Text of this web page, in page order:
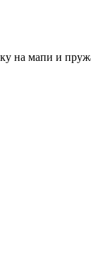
на мапи и